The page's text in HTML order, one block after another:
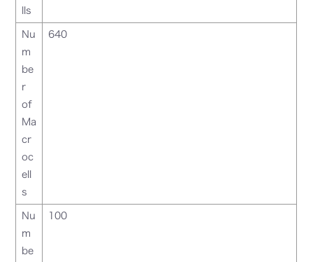
lls
Nu
m
be
r
of
Ma
cr
oc
ell
s
640
Nu
m
be
100